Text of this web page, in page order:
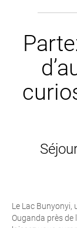
Le Lac Bunyonyi,
Ouganda près de